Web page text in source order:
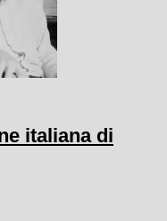
italiana di